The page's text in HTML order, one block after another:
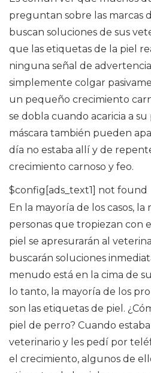
preguntan sobre las marcas
buscan soluciones de sus
que las etiquetas de la piel
ninguna señal de
simplemente colgar
un pequeño crecimiento
se dobla cuando acaricia a
máscara también pueden
día no estaba allí y de
crecimiento carnoso y feo.
$config[ads_text1] not found
En la mayoría de los casos, la
personas que tropiezan con
piel se apresurarán al
buscarán soluciones
menudo está en la cima de
lo tanto, la mayoría de los
son las etiquetas de piel.
piel de perro? Cuando
veterinario y les pedí por
el crecimiento, algunos de